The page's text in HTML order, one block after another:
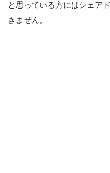
と思っている方にはシェア
きません。